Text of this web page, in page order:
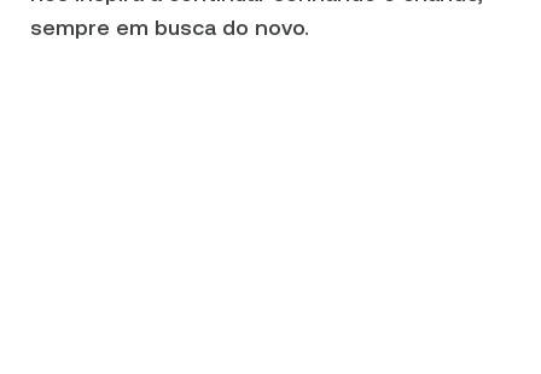
sempre em busca do novo.